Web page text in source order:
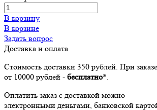
В корзину
В корзине
Задать вопрос
Доставка и оплата
Стоимость доставки 350 рублей. При заказе
от 10000 рублей - бесплатно*.
Оплатить заказ с доставкой можно
электронными деньгами, банковской